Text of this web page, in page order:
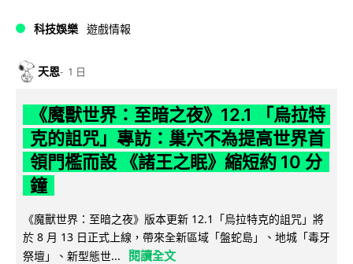
科技娛樂 遊戲情報
天恩 1 日
《魔獸世界：至暗之夜》12.1 「烏拉特
克的詛咒」專訪：巢穴不為提高世界首
領門檻而設 《諸王之眠》縮短約 10 分
鐘
《魔獸世界：至暗之夜》版本更新 12.1「烏拉特克的詛咒」將
於 8 月 13 日正式上線，帶來全新區域「盤蛇島」、地城「毒牙
祭壇」、新型態世...
閱讀全文